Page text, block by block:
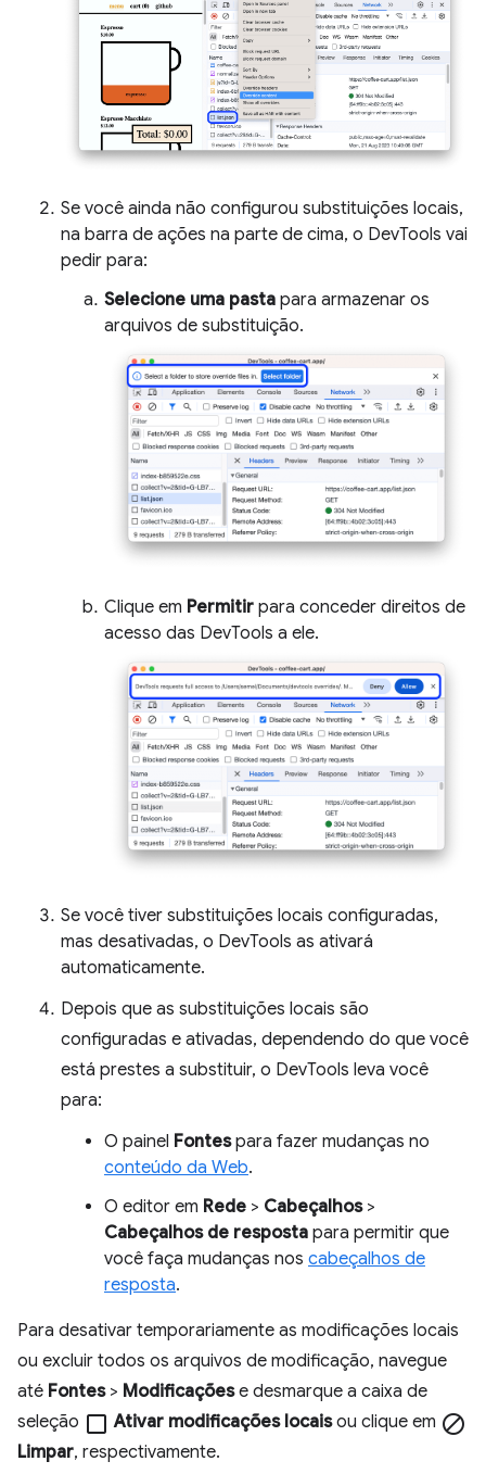
Se você ainda não configurou substituições locais,
na barra de ações na parte de cima, o DevTools vai
pedir para:
Selecione uma pasta para armazenar os
arquivos de substituição.
Clique em Permitir para conceder direitos de
acesso das DevTools a ele.
Se você tiver substituições locais configuradas,
mas desativadas, o DevTools as ativará
automaticamente.
Depois que as substituições locais são
configuradas e ativadas, dependendo do que você
está prestes a substituir, o DevTools leva você
para:
O painel Fontespara fazer mudanças no
conteúdo da Web.
O editor em Rede > Cabeçalhos>
Cabeçalhos de resposta para permitir que
você faça mudanças nos cabeçalhos de
resposta.
Para desativar temporariamente as modificações locais
ou excluir todos os arquivos de modificação, navegue
até Fontes> Modificaçõese desmarque a caixa de
seleção check_box_outline_blank Ativar modificações locaisou clique em block
Limpar, respectivamente.